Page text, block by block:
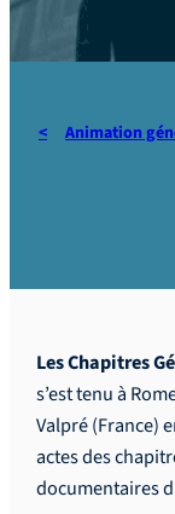
Animation
Les Chapitres
s’est tenu à
Valpré (France)
actes des
documentaires